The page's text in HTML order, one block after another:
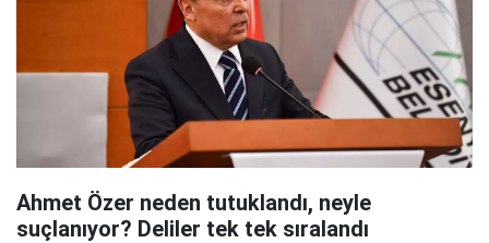
Ahmet Özer neden tutuklandı, neyle
suçlanıyor? Deliler tek tek sıralandı